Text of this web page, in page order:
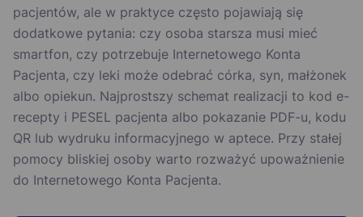
pacjentów, ale w praktyce często pojawiają się
dodatkowe pytania: czy osoba starsza musi mieć
smartfon, czy potrzebuje Internetowego Konta
Pacjenta, czy leki może odebrać córka, syn, małżonek
albo opiekun. Najprostszy schemat realizacji to kod e-
recepty i PESEL pacjenta albo pokazanie PDF-u, kodu
QR lub wydruku informacyjnego w aptece. Przy stałej
pomocy bliskiej osoby warto rozważyć upoważnienie
do Internetowego Konta Pacjenta.